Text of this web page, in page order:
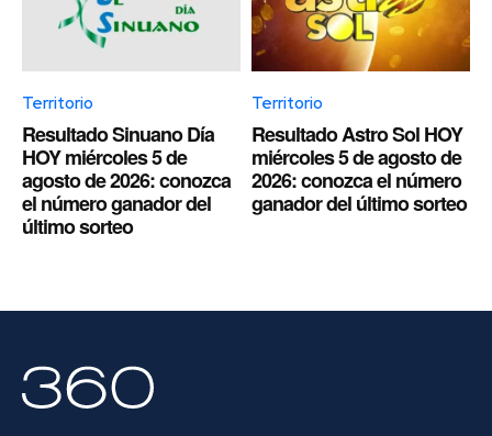
Territorio
Resultado Sinuano Día
HOY miércoles 5 de
agosto de 2026: conozca
el número ganador del
último sorteo
Territorio
Resultado Astro Sol HOY
miércoles 5 de agosto de
2026: conozca el número
ganador del último sorteo